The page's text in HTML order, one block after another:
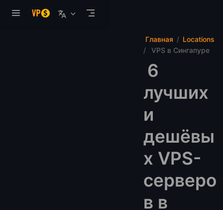
Главная
Locations
VPS в Сингапуре
6
лучших
и
дешёвы
х VPS-
серверо
в в